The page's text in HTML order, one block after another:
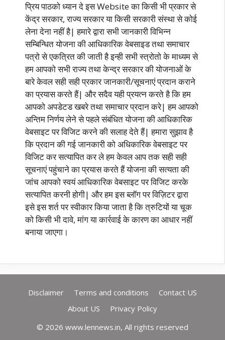
प्रिय पाठको ध्यान दे इस Website का किसी भी प्रकार से
केंद्र सरकार, राज्य सरकार या किसी सरकारी संस्था से कोई
लेना देना नहीं है| हमारे द्वारा सभी जानकारी विभिन्न
सम्बिन्धित योजना की आधिकारिक वेबसाइड तथा समाचार
पत्रो से एकत्रित की जाती है इन्ही सभी स्त्रोतो के माध्यम से
हम आपको सभी राज्य तथा केन्द्र सरकार की योजनाओं के
बारे केवल सही सही प्रकार जानकारी/सूचनाएं प्रदान कराने
का प्रयास करते हैं| और सदैव यही प्रयत्न करते है कि हम
आपको अपडेटड खबरे तथा समाचार प्रदान करे| हम आपको
अन्तिम निर्णय लेने से पहले संबंधित योजना की आधिकारिक
वेबसाइट पर विजिट करने की सलाह देते हैं| हमारा सुझाव है
कि प्रदान की गई जानकारी को अधिकारिक वेबसाइट पर
विजिट कर सत्यापित कर ले हम केवल आप तक सही सही
सूचनाएं पहुंचाने का प्रयास करते हैं योजना की सत्यता की
जांच आपको स्वयं आधिकारिक वेबसाइट पर विजिट करके
सत्यापित करनी होगी| और हम इस ब्लॉग पर विज़िटर द्वारा
इसे इस शर्त पर स्वीकार किया जाता है कि त्रुटियों या चूक
को किसी भी दावे, मांग या कार्रवाई के कारण का आधार नहीं
बनाया जाएगा।
Disclaimer Terms and conditions
Contact US
About US
Privacy Policy
© 2026 www.lennews.in, All rights reserved